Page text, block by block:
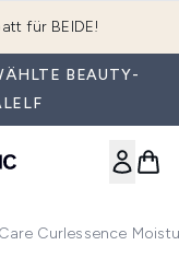
erhalten*
BEAUTY-
Curlessence